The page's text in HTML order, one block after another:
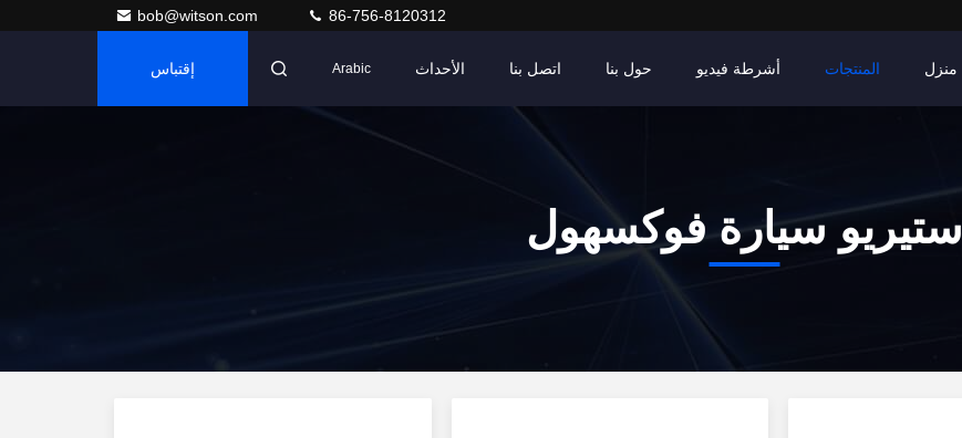
bob@witson.com 86-756-8120312
منزل المنتجات أشرطة فيديو حول بنا اتصل بنا الأحداث Arabic إقتباس
ستيريو سيارة فوكسهول